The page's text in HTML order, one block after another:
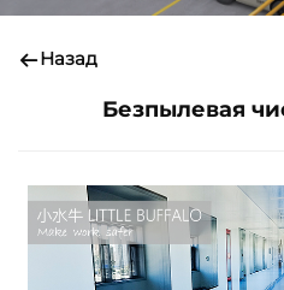
Назад
Безпылевая